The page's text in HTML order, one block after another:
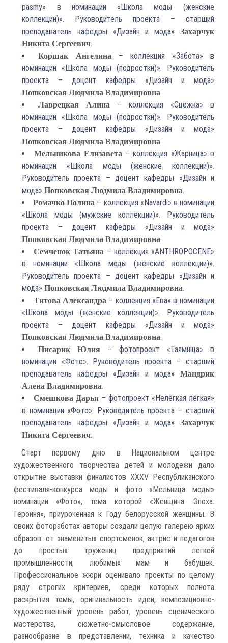
pasmy» в номинации «Школа моды (женские
коллекции)». Руководитель проекта – старший
преподаватель кафедры «Дизайн и мода» Захарчук
Никита Сергеевич.
Коршак Ангелина
– коллекция «Забота» в
номинации «Школа моды (подростки)». Руководитель
проекта – доцент кафедры «Дизайн и мода»
Попковская Людмила Владимировна.
Лаврецкая Алина
– коллекция «Сцежка» в
номинации «Школа моды (подростки)». Руководитель
проекта – доцент кафедры «Дизайн и мода»
Попковская Людмила Владимировна.
Мельникова Елизавета – коллекция «Жарница» в
номинации «Школа моды (женские коллекции)».
Руководитель проекта – доцент кафедры «Дизайн и
мода»Попковская Людмила Владимировна.
Ромачко Полина – коллекция «Navardi» в номинации
«Школа моды (мужские коллекции)». Руководитель
проекта – доцент кафедры «Дизайн и мода»
Попковская Людмила Владимировна.
Семченок Татьяна – коллекция «ANTHROPOCENE»
в номинации «Школа моды (женские коллекции)».
Руководитель проекта – доцент кафедры «Дизайн и
мода»Попковская Людмила Владимировна.
Титова Александра – коллекция «Ева» в номинации
«Школа моды (женские коллекции)». Руководитель
проекта – доцент кафедры «Дизайн и мода»
Попковская Людмила Владимировна.
Писарик Юлия
– фотопроект «Таямніца» в
номинации «Фото». Руководитель проекта – старший
преподаватель кафедры «Дизайн и мода» Мандрик
Алена Владимировна.
Смешкова Дарья – фотопроект «Нелёгкая лёгкая»
в номинации «Фото». Руководитель проекта – старший
преподаватель кафедры «Дизайн и мода» Захарчук
Никита Сергеевич.
Старт первому дню в Национальном центре
художественного творчества детей и молодежи дало
открытие выставки финалистов ХХХV Республиканского
фестиваля-конкурса моды и фото «Мельница моды»
номинации «Фото», тема которой «Женщина. Эпоха.
Героиня», приуроченная к Году белорусской женщины. В
своих фотоработах авторы создали целую галерею ярких
образов: от знаменитых спортсменок, актрис и педагогов
до простых тружениц предприятий легкой
промышленности, любимых мам и бабушек.
Профессиональное жюри оценивало проекты по целому
ряду строгих критериев, среди которых полнота
раскрытия темы, оригинальность идеи, композиционно-
художественный уровень работ, уровень сценического
мастерства, сюжетно-смысловое содержание,
разнообразие в представлении, техника и качество